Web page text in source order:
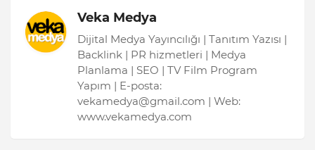
Veka Medya
Dijital Medya Yayıncılığı | Tanıtım Yazısı |
Backlink | PR hizmetleri | Medya
Planlama | SEO | TV Film Program
Yapım | E-posta:
vekamedya@gmail.com | Web:
www.vekamedya.com